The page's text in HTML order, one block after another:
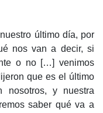
último día, por
nos van a decir, si
o no […] venimos
que es el último
nosotros, y nuestra
saber qué va a